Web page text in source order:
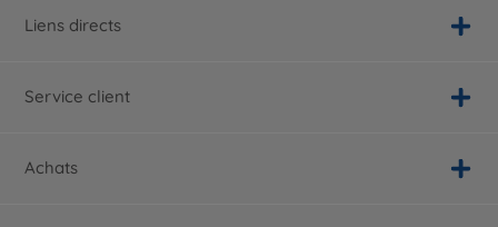
Liens directs
Service client
Achats